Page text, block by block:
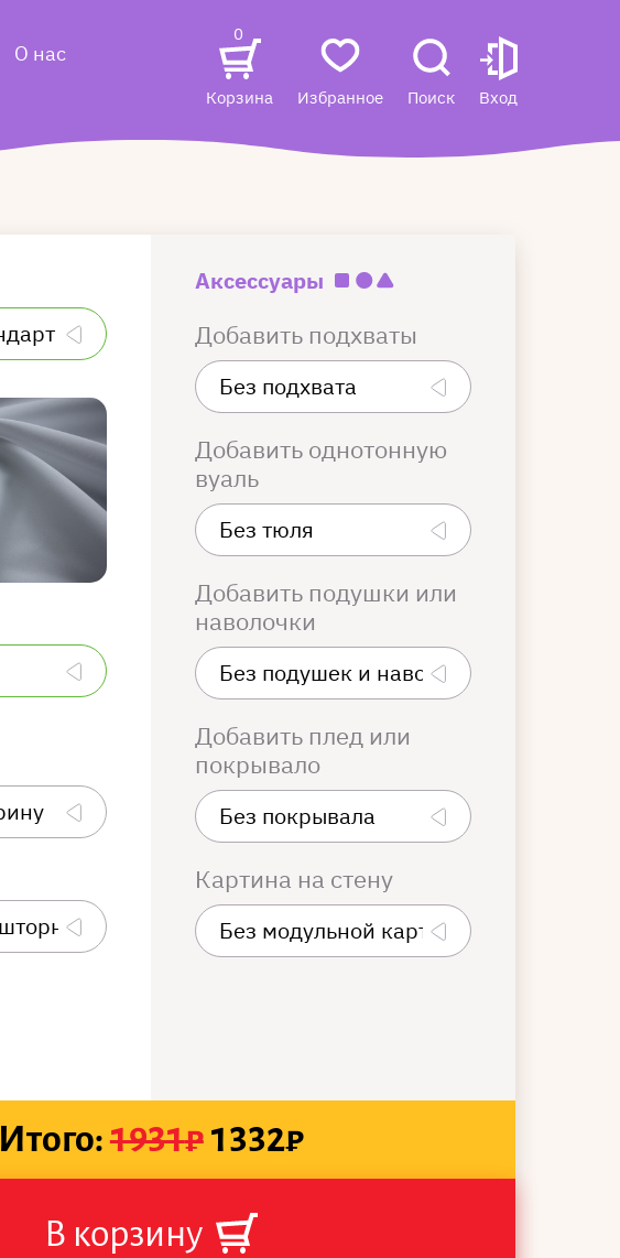
О нас
0
Корзина Избранное Поиск Вход
Аксессуары
Добавить подхваты
Добавить однотонную
вуаль
Добавить подушки или
наволочки
Добавить плед или
покрывало
Картина на стену
Итого:1931₽1332₽
В корзину